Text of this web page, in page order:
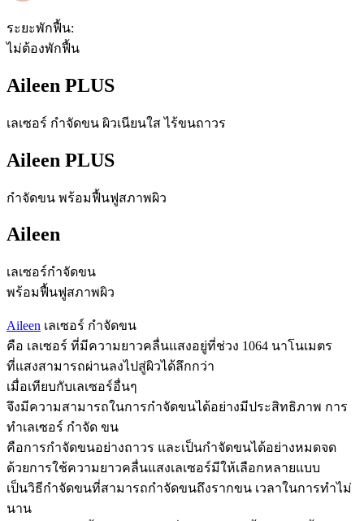
ระยะพักฟื้น:
ไม่ต้องพักฟื้น
Aileen PLUS
เลเซอร์ กำจัดขน ผิวเนียนใส ไร้ขนถาวร
Aileen PLUS
กำจัดขน พร้อมฟื้นฟูสภาพผิว
Aileen
เลเซอร์กำจัดขน
พร้อมฟื้นฟูสภาพผิว
Aileen เลเซอร์ กำจัดขน
คือ เลเซอร์ ที่มีความยาวคลื่นแสงอยู่ที่ช่วง 1064 นาโนเมตร
ที่แสงสามารถผ่านลงไปสู่ผิวได้ลึกกว่า
เมื่อเทียบกับเลเซอร์อื่นๆ
จึงมีความสามารถในการกำจัดขนได้อย่างมีประสิทธิภาพ การ
ทำเลเซอร์ กำจัด ขน
คือการกำจัดขนอย่างถาวร และเป็นกำจัดขนได้อย่างหมดจด
ด้วยการใช้ความยาวคลื่นแสงเลเซอร์มีให้เลือกหลายแบบ
เป็นวิธีกำจัดขนที่สามารถกำจัดขนถึงรากขน เวลาในการทำไม่
นาน